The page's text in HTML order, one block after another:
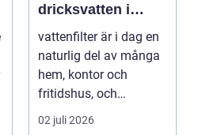
dricksvatten i
vardagen
vattenfilter är i dag en
naturlig del av många
hem, kontor och
fritidshus, och
intresset ökar för va...
02 juli 2026